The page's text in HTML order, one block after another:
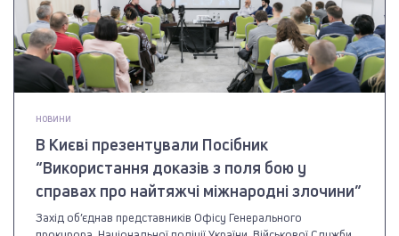
НОВИНИ
В Києві презентували Посібник
“Використання доказів з поля бою у
справах про найтяжчі міжнародні злочини”
Захід об’єднав представників Офісу Генерального